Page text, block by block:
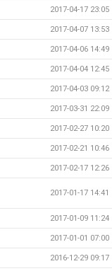
2017-04-17 23:05
2017-04-07 13:53
2017-04-06 14:49
2017-04-04 12:45
2017-04-03 09:12
2017-03-31 22:09
2017-02-27 10:20
2017-02-21 10:46
2017-02-17 12:26
2017-01-17 14:41
2017-01-09 11:24
2017-01-01 07:00
2016-12-29 09:17